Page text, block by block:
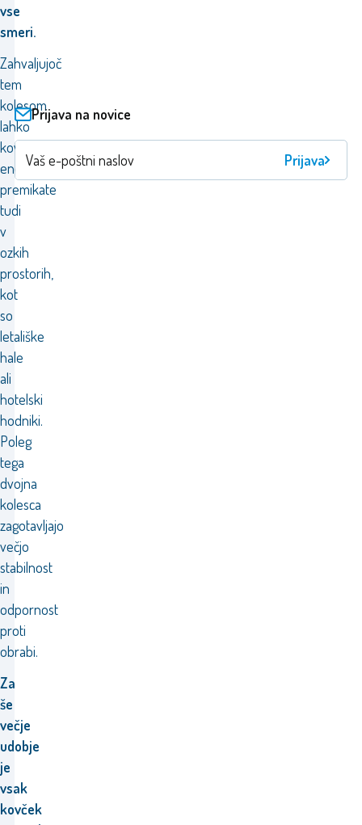
vse
smeri.
Zahvaljujoč
tem
kolesom
lahko
kovčke
enostavno
premikate
tudi
v
ozkih
prostorih,
kot
so
letališke
hale
ali
hotelski
hodniki.
Poleg
tega
dvojna
kolesca
zagotavljajo
večjo
stabilnost
in
odpornost
proti
obrabi.
Za
še
večje
udobje
je
vsak
kovček
Prijava na novice
Prijava